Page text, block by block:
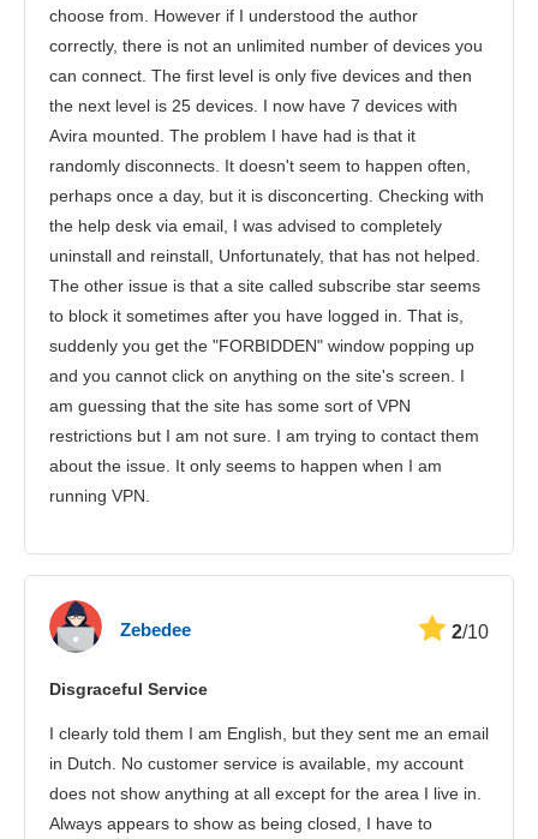
Müşteri hizmetleri
choose from. However if I understood the author
correctly, there is not an unlimited number of devices you
can connect. The first level is only five devices and then
the next level is 25 devices. I now have 7 devices with
Avira mounted. The problem I have had is that it
randomly disconnects. It doesn't seem to happen often,
perhaps once a day, but it is disconcerting. Checking with
the help desk via email, I was advised to completely
uninstall and reinstall, Unfortunately, that has not helped.
The other issue is that a site called subscribe star seems
to block it sometimes after you have logged in. That is,
suddenly you get the "FORBIDDEN" window popping up
and you cannot click on anything on the site's screen. I
am guessing that the site has some sort of VPN
restrictions but I am not sure. I am trying to contact them
about the issue. It only seems to happen when I am
running VPN.
Zebedee 2/10
Disgraceful Service
I clearly told them I am English, but they sent me an email
in Dutch. No customer service is available, my account
does not show anything at all except for the area I live in.
Always appears to show as being closed, I have to